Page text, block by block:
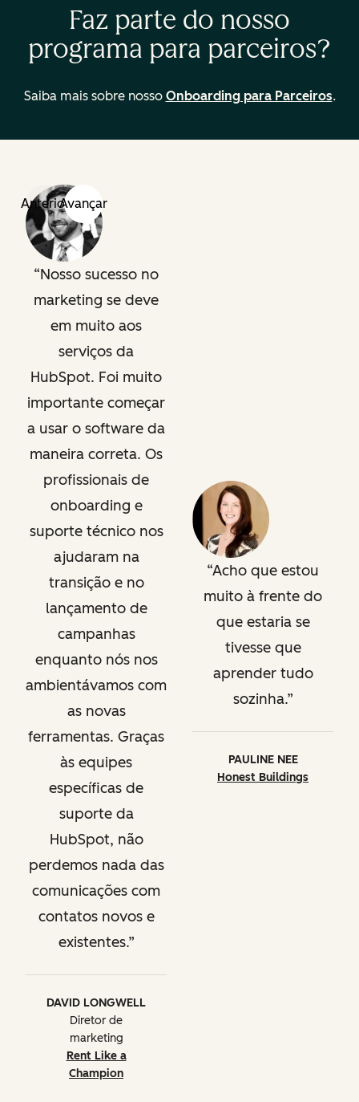
Faz parte do nosso
programa para parceiros?
Saiba mais sobre nosso Onboarding para Parceiros.
AnteriorAvançar
Nosso sucesso no
marketing se deve
em muito aos
serviços da
HubSpot. Foi muito
importante começar
a usar o software da
maneira correta. Os
profissionais de
onboarding e
suporte técnico nos
ajudaram na
transição e no
lançamento de
campanhas
enquanto nós nos
ambientávamos com
as novas
ferramentas. Graças
às equipes
específicas de
suporte da
HubSpot, não
perdemos nada das
comunicações com
contatos novos e
existentes.
DAVID LONGWELL
Diretor de
marketing
Rent Like a
Champion
Acho que estou
muito à frente do
que estaria se
tivesse que
aprender tudo
sozinha.
PAULINE NEE
Honest Buildings